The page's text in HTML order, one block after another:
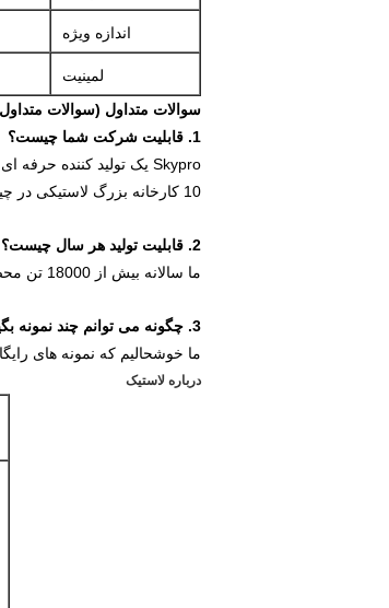
اندازه ویژه
لمینیت
سوالات متداول (سوالات
1. قابلیت شرکت شما چیست؟
Skypro یک تولید کننده حرفه ای ورق لاستیکی برای بیش از دو دهه است.
10 کارخانه بزرگ لاستیکی در چین.
2. قابلیت تولید هر سال چیست؟
ما سالانه بیش از 18000 تن محصولات ورق لاستیکی تولید می کنیم.
3. چگونه می توانم چند نمونه بگیرم؟
ما خوشحالیم که نمونه های
درباره لاستیک